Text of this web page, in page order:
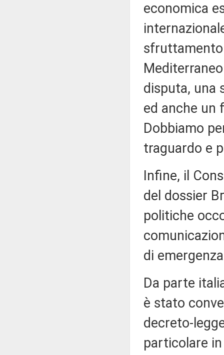
economica
disputa, una
ed anche un
Dobbiamo
traguardo e
Infine, il
del dossier
politiche
di
Da parte
è stato
decreto-
particolare